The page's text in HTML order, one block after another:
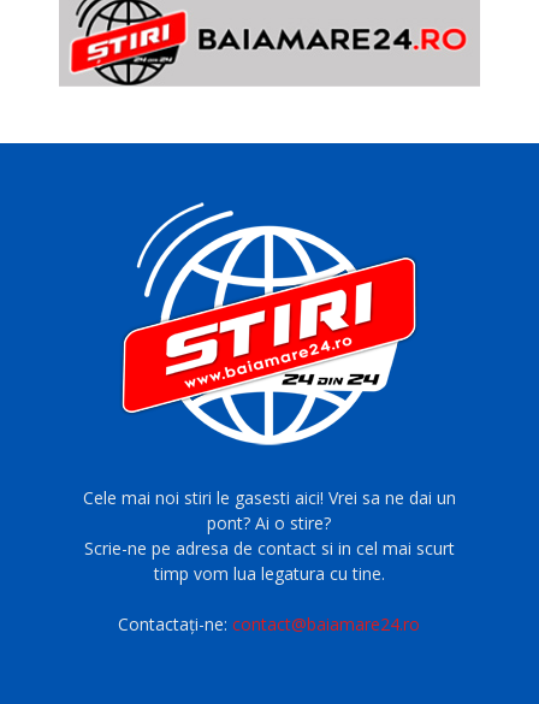
Cele mai noi stiri le gasesti aici! Vrei sa ne dai un
pont? Ai o stire?
Scrie-ne pe adresa de contact si in cel mai scurt
timp vom lua legatura cu tine.
Contactați-ne:contact@baiamare24.ro